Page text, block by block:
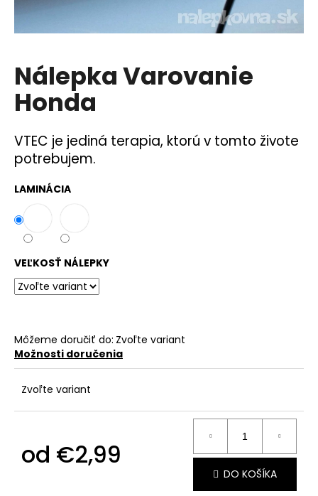
Nálepka Varovanie
Honda
VTEC je jediná terapia, ktorú v tomto živote
potrebujem.
LAMINÁCIA
VEĽKOSŤ NÁLEPKY
Môžeme doručiť do: Zvoľte variant
Možnosti doručenia
Zvoľte variant
od €2,99
DO KOŠÍKA
á
j
ť
?
O
d
p
o
r
a
m
e